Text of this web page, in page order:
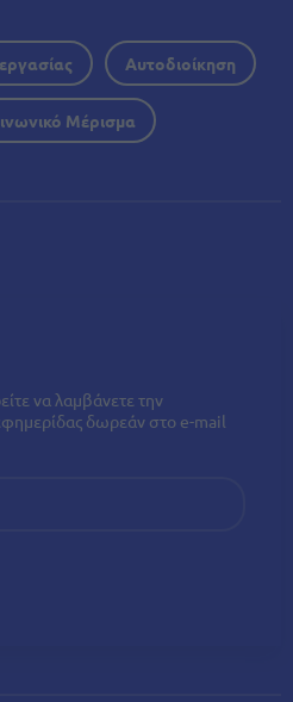
Αυτοδιοίκηση
Μέρισμα
να λαμβάνετε την
δωρεάν στο e-mail